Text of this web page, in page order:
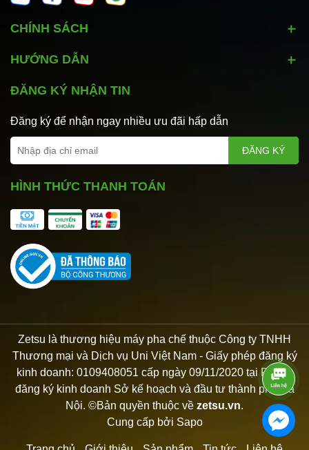
CHÍNH SÁCH
HƯỚNG DẪN
ĐĂNG KÝ NHẬN TIN
Đăng ký để nhận ngay nhiều ưu đãi hấp dẫn
ĐĂNG KÝ
HÌNH THỨC THANH TOÁN
Zetsu là thương hiệu máy pha chế thuộc Công ty TNHH
Thương mại và Dịch vụ Uni Việt Nam - Giấy phép đăng ký
kinh doanh: 0109408051 cấp ngày 09/11/2020 tại Phòng
đăng ký kinh doanh Sở kế hoạch và đầu tư thành phố Hà
Nội. ©Bản quyền thuộc về zetsu.vn.
Cung cấp bởi Sapo